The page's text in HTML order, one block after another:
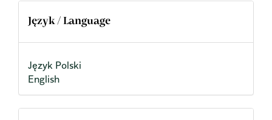
Język / Language
Język Polski
English